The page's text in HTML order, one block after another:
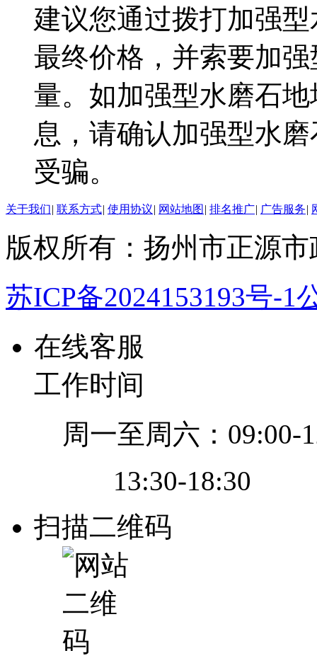
建议您通过拨打加强
最终价格，并索要加
量。如加强型水磨石
息，请确认加强型水
受骗。
关于我们| 联系方式| 使用协议| 网站地图 | 排名推广| 广告服务|
版权所有：扬州市正源
苏ICP备2024153193号-1
在线客服
工作时间
周一至周六：09:00-
13:30-18:30
扫描二维码